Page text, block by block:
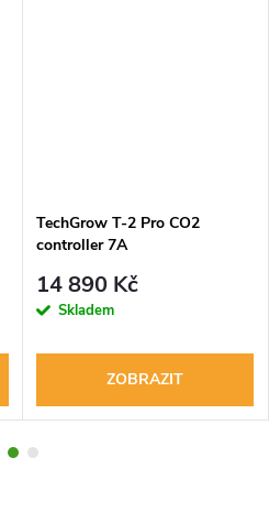
TechGrow T-2 Pro CO2
controller 7A
14 890 Kč
Skladem
ZOBRAZIT